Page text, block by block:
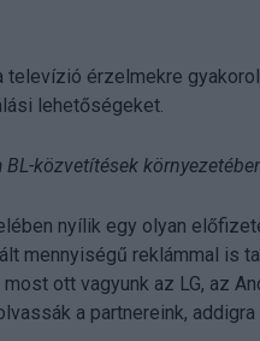
érzelmekre
lehetőségeket.
közvetítések
nyílik egy olyan
mennyiségű reklámmal is
ott vagyunk az LG, az
a partnereink,